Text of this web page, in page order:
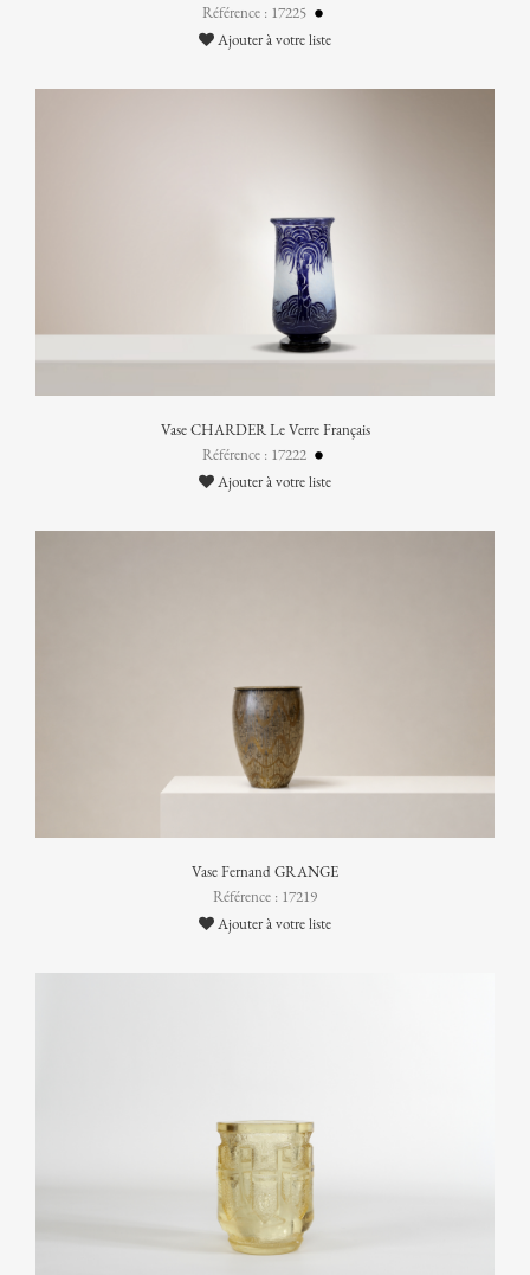
Référence : 17225
Ajouter à votre liste
Vase CHARDER Le Verre Français
Référence : 17222
Ajouter à votre liste
Vase Fernand GRANGE
Référence : 17219
Ajouter à votre liste